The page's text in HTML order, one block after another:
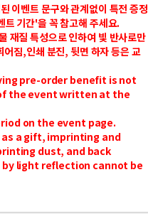
이벤트 문구와 관계없이 특전 증정
트 기간'을 꼭 참고해 주세요.
재질 특성으로 인하여 빛 반사로만
짐,인쇄 분진, 뒷면 하자 등은 교
pre-order benefit is not
the event written at the
on the event page.
a gift, imprinting and
dust, and back
light reflection cannot be